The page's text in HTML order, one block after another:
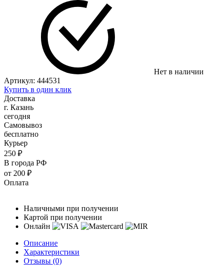
Нет в наличии
Артикул: 444531
Купить в один клик
Доставка
г. Казань
сегодня
Самовывоз
бесплатно
Курьер
250 ₽
В города РФ
от 200 ₽
Оплата
Наличными при получении
Картой при получении
Онлайн
Описание
Характеристики
Отзывы (0)